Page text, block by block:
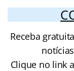
Receba
Clique no link